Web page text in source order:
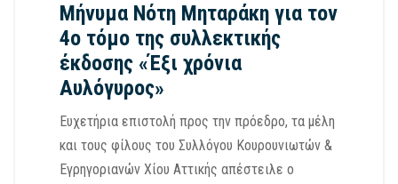
Μήνυμα Νότη Μηταράκη για τον
4ο τόμο της συλλεκτικής
έκδοσης «Έξι χρόνια
Αυλόγυρος»
Ευχετήρια επιστολή προς την πρόεδρο, τα μέλη
και τους φίλους του Συλλόγου Κουρουνιωτών &
Εγρηγοριανών Χίου Αττικής απέστειλε ο